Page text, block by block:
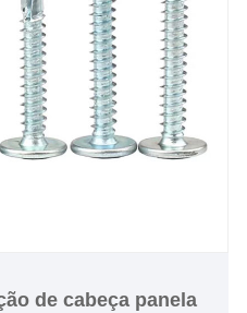
de cabeça panela